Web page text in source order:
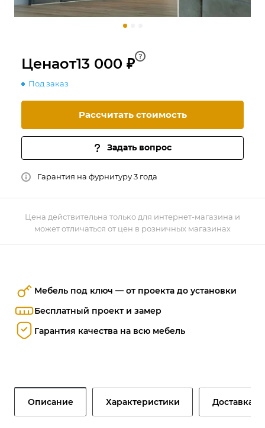
Мебель под ключ — от проекта до установки
Бесплатный проект и замер
Гарантия качества на всю мебель
Цена действительна только для интернет-магазина и
может отличаться от цен в розничных магазинах
Ценаот13 000 ₽ ?
Под заказ
Рассчитать стоимость
Задать вопрос
Гарантия на фурнитуру 3 года
Описание Характеристики Доставка и